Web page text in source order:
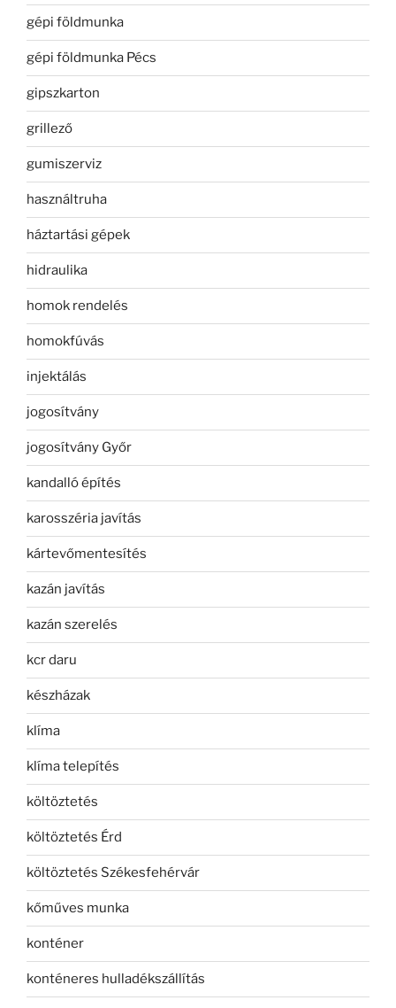
gépi földmunka
gépi földmunka Pécs
gipszkarton
grillező
gumiszerviz
használtruha
háztartási gépek
hidraulika
homok rendelés
homokfúvás
injektálás
jogosítvány
jogosítvány Győr
kandalló építés
karosszéria javítás
kártevőmentesítés
kazán javítás
kazán szerelés
kcr daru
készházak
klíma
klíma telepítés
költöztetés
költöztetés Érd
költöztetés Székesfehérvár
kőműves munka
konténer
konténeres hulladékszállítás